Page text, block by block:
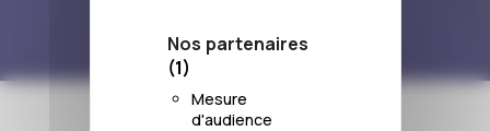
Nos partenaires
(1)
Mesure
d'audience